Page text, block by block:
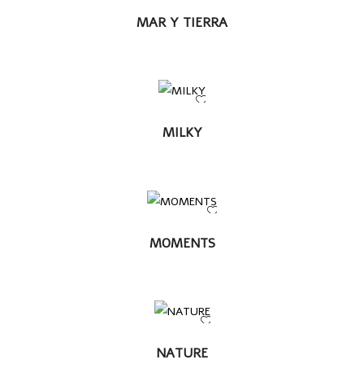
LEER MÁS
MAR Y TIERRA
MÁS
MILKY
LEER MÁS
MOMENTS
MÁS
NATURE